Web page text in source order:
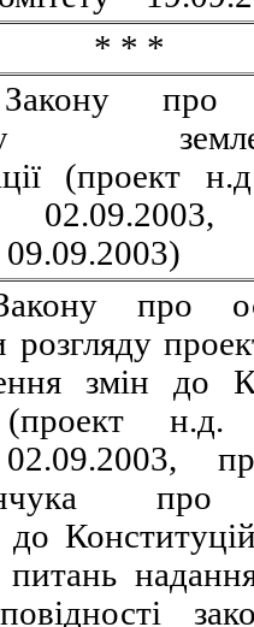
* * *
про
(проект
02.09.2003,
09.09.2003)
про
змін до
(проект н.д.
про
до